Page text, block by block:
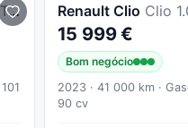
Renault Clio Clio 1.0 Tce
15 999 €
Bom negócio
2023 · 41 000 km ·
90 cv